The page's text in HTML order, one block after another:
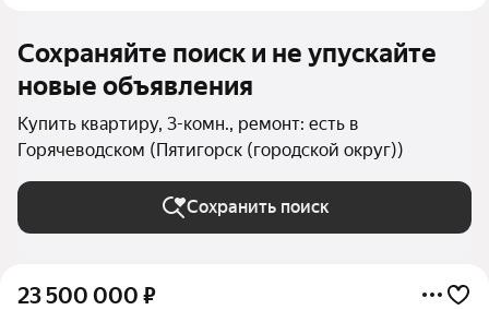
Сохраняйте поиск и не упускайте
новые объявления
Купить квартиру, 3-комн., ремонт: есть в
Горячеводском (Пятигорск (городской округ))
Сохранить поиск
23 500 000 ₽